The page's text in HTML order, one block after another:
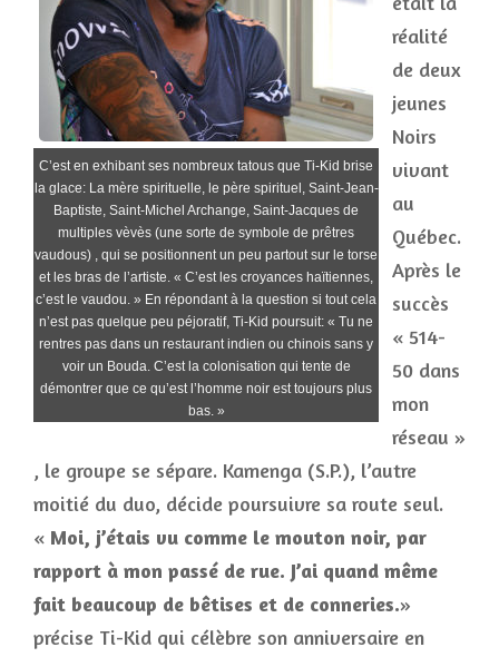
C’est en exhibant ses nombreux tatous que Ti-Kid brise
la glace: La mère spirituelle, le père spirituel, Saint-Jean-
Baptiste, Saint-Michel Archange, Saint-Jacques de
multiples vèvès (une sorte de symbole de prêtres
vaudous) , qui se positionnent un peu partout sur le torse
et les bras de l’artiste. « C’est les croyances haïtiennes,
c’est le vaudou. » En répondant à la question si tout cela
n’est pas quelque peu péjoratif, Ti-Kid poursuit: « Tu ne
rentres pas dans un restaurant indien ou chinois sans y
voir un Bouda. C’est la colonisation qui tente de
démontrer que ce qu’est l’homme noir est toujours plus
bas. »
réalité
de deux
jeunes
Noirs
vivant
au
Québec.
Après le
succès
« 514-
50 dans
mon
réseau »
, le groupe se sépare. Kamenga (S.P.), l’autre
moitié du duo, décide poursuivre sa route seul.
« Moi, j’étais vu comme le mouton noir, par
rapport à mon passé de rue. J’ai quand même
fait beaucoup de bêtises et de conneries.»
précise Ti-Kid qui célèbre son anniversaire en